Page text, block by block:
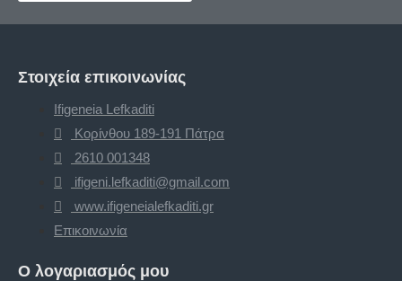
Στοιχεία επικοινωνίας
Ifigeneia Lefkaditi
Κορίνθου 189-191 Πάτρα
2610 001348
ifigeni.lefkaditi@gmail.com
www.ifigeneialefkaditi.gr
Επικοινωνία
Ο λογαριασμός μου